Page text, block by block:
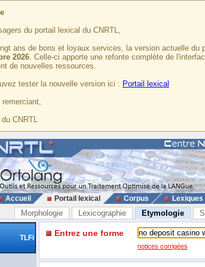
du portail lexical du CNRTL,
ans de bons et loyaux services, la version actuelle du
2026. Celle-ci apporte une refonte complète de
de nouvelles ressources.
tester la nouvelle version ici : Portail lexical
remerciant,
du CNRTL
Accueil Portail lexical Corpus Lexiques
Morphologie Lexicographie Etymologie
TLFi Entrez une forme
notices corrigées